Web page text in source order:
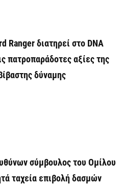
Ranger διατηρεί στο DNA
πατροπαράδοτες αξίες της
δύναμης
σύμβουλος του Ομίλου
ταχεία επιβολή δασμών